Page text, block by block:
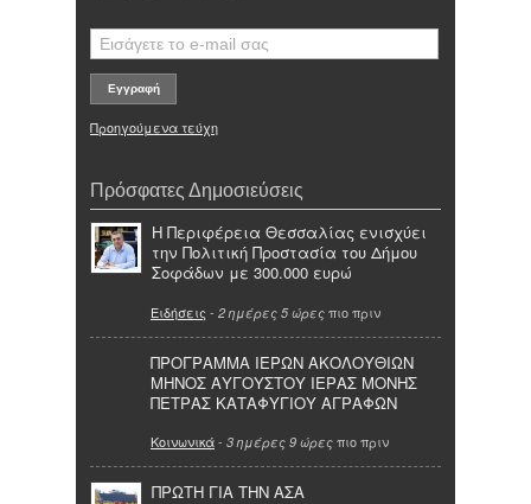
Προηγούμενα τεύχη
Πρόσφατες Δημοσιεύσεις
Η Περιφέρεια Θεσσαλίας ενισχύει
την Πολιτική Προστασία του Δήμου
Σοφάδων με 300.000 ευρώ
Ειδήσεις - 2 ημέρες 5 ώρες πιο πριν
ΠΡΟΓΡΑΜΜΑ ΙΕΡΩΝ ΑΚΟΛΟΥΘΙΩΝ
ΜΗΝΟΣ ΑΥΓΟΥΣΤΟΥ ΙΕΡΑΣ ΜΟΝΗΣ
ΠΕΤΡΑΣ ΚΑΤΑΦΥΓΙΟΥ ΑΓΡΑΦΩΝ
Κοινωνικά- 3 ημέρες 9 ώρες πιο πριν
ΠΡΩΤΗ ΓΙΑ ΤΗΝ ΑΣΑ